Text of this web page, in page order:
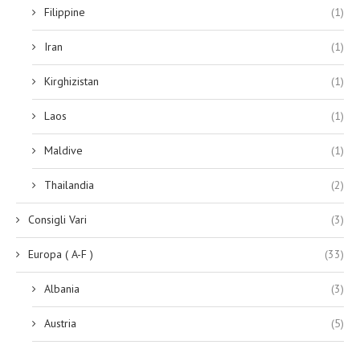
Filippine (1)
Iran (1)
Kirghizistan (1)
Laos (1)
Maldive (1)
Thailandia (2)
Consigli Vari (3)
Europa ( A-F ) (33)
Albania (3)
Austria (5)